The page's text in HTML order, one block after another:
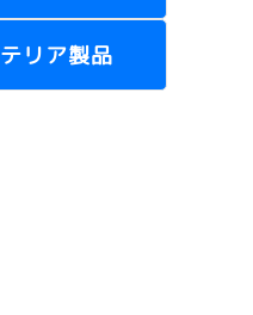
リア製品